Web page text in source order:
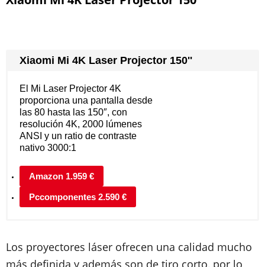
Xiaomi Mi 4K Laser Projector 150''
Amazon 1.959 €
Pccomponentes 2.590 €
El Mi Laser Projector 4K
proporciona una pantalla desde
las 80 hasta las 150″, con
resolución 4K, 2000 lúmenes
ANSI y un ratio de contraste
nativo 3000:1
Los proyectores láser ofrecen una calidad mucho
más definida y además son de tiro corto, por lo